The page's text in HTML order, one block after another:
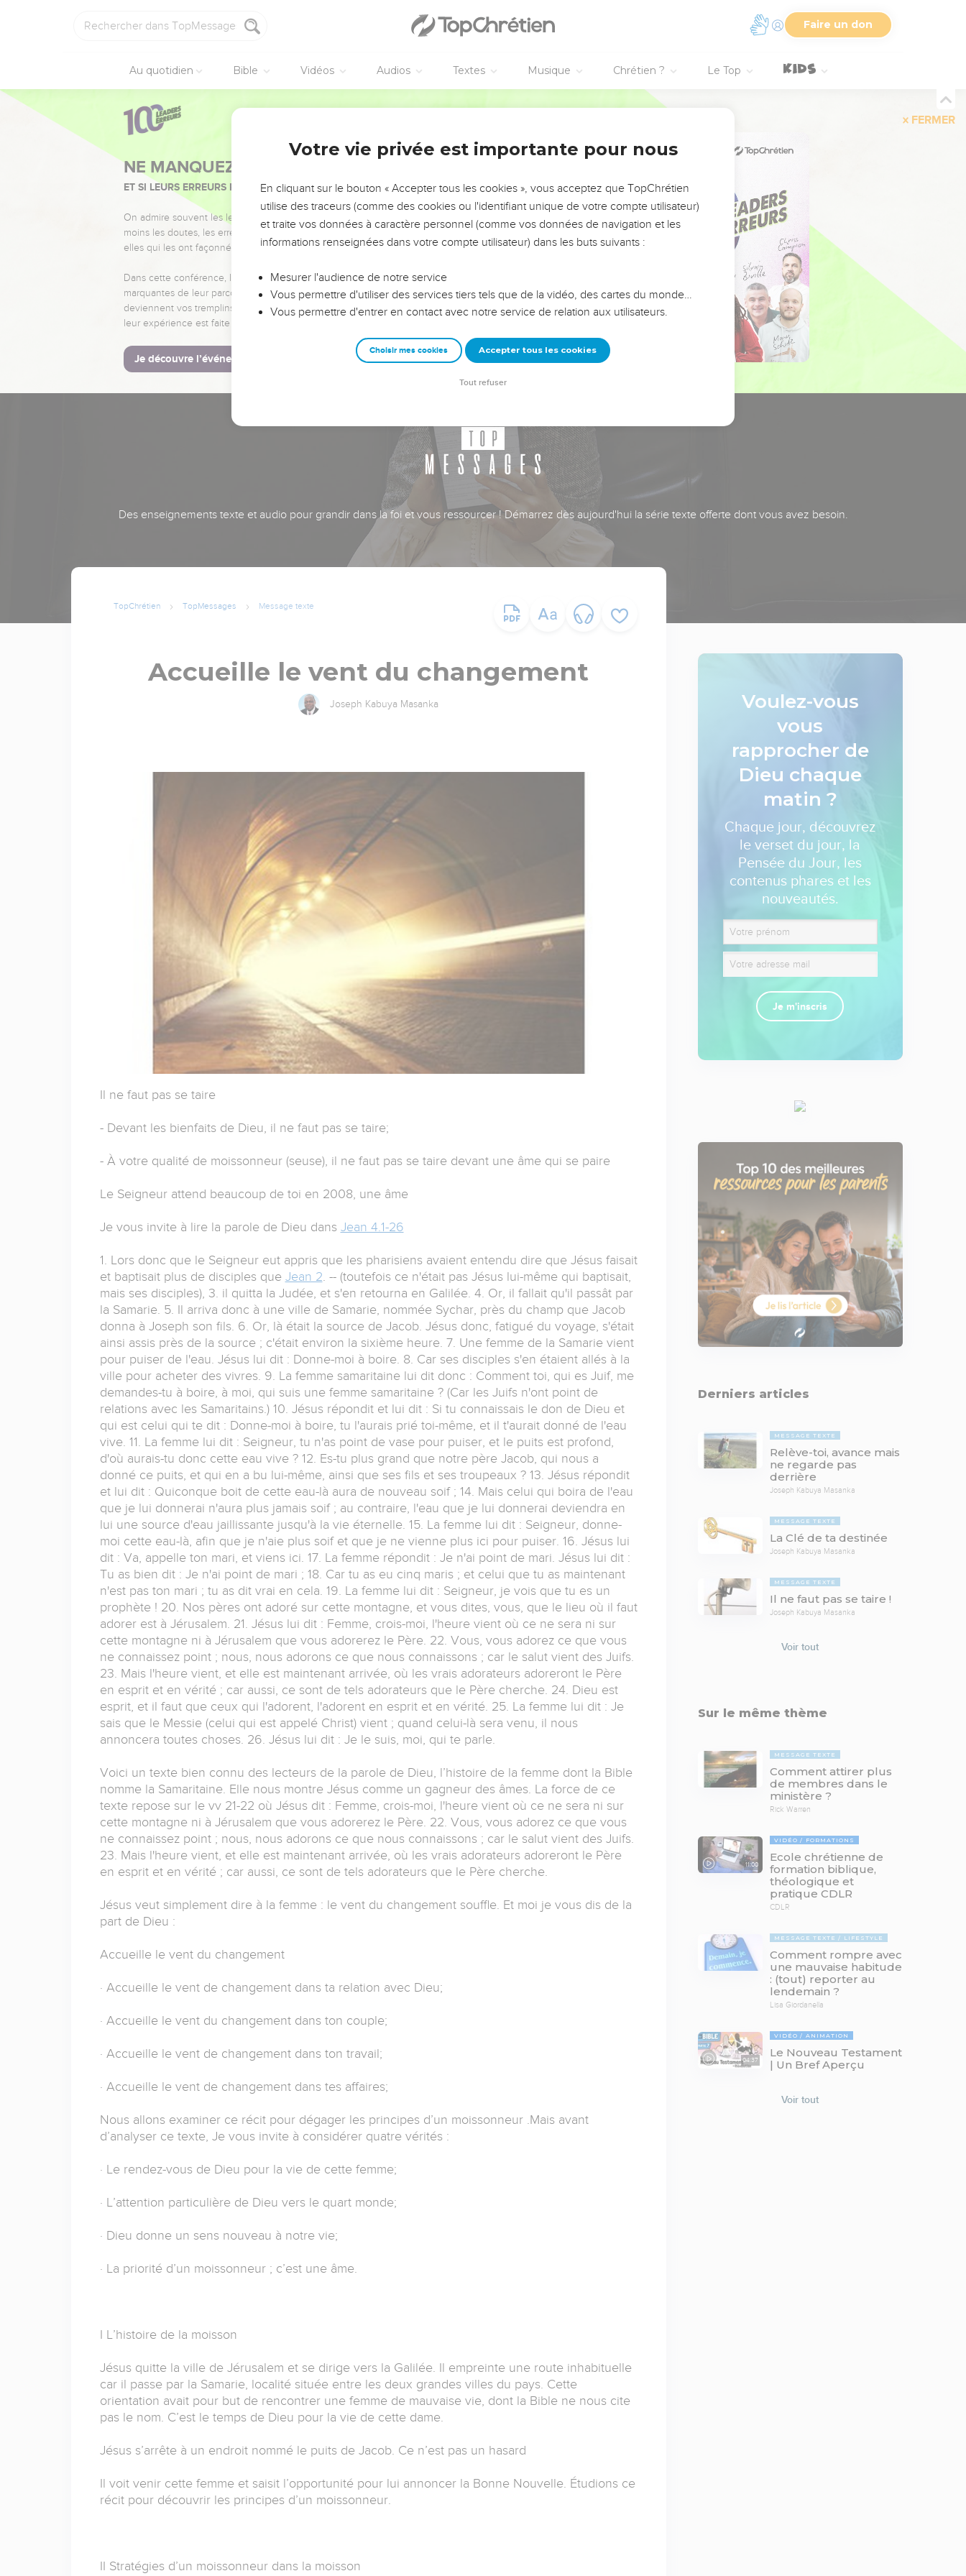
Faire un don
Au quotidien Bible Vidéos Audios Textes Musique Chrétien ? Le Top
FERMER
NE MANQUEZ PAS L’ÉVÉNEMENT DE L’ANNÉE !
ET SI LEURS ERREURS POUVAIENT VOUS ÉVITER LES VOTRES ?
On admire souvent les leaders pour leurs réussites, leur impact, leur foi ou leur vision. Mais on voit
moins les doutes, les erreurs et les saisons difficiles qu'ils ont traversés, alors même que ce sont
elles qui les ont façonnés.
Dans cette conférence, leaders, entrepreneurs, et responsables reviennent sur les erreurs
marquantes de leur parcours et les clés pour avancer avec plus de sagesse afin que leurs erreurs
deviennent vos tremplins. Que vous guidiez un ministère, une équipe, un groupe ou une famille,
leur expérience est faite pour vous.
Je découvre l’événement
Des enseignements texte et audio pour grandir dans la foi et vous ressourcer ! Démarrez dès aujourd'hui la série texte offerte dont vous avez besoin.
TopChrétien TopMessages Message texte
Accueille le vent du changement
Joseph Kabuya Masanka
Il ne faut pas se taire
- Devant les bienfaits de Dieu, il ne faut pas se taire;
- À votre qualité de moissonneur (seuse), il ne faut pas se taire devant une âme qui se paire
Le Seigneur attend beaucoup de toi en 2008, une âme
Je vous invite à lire la parole de Dieu dans Jean 4.1-26
1. Lors donc que le Seigneur eut appris que les pharisiens avaient entendu dire que Jésus faisait
et baptisait plus de disciples que Jean 2. -- (toutefois ce n'était pas Jésus lui-même qui baptisait,
mais ses disciples), 3. il quitta la Judée, et s'en retourna en Galilée. 4. Or, il fallait qu'il passât par
la Samarie. 5. Il arriva donc à une ville de Samarie, nommée Sychar, près du champ que Jacob
donna à Joseph son fils. 6. Or, là était la source de Jacob. Jésus donc, fatigué du voyage, s'était
ainsi assis près de la source ; c'était environ la sixième heure. 7. Une femme de la Samarie vient
pour puiser de l'eau. Jésus lui dit : Donne-moi à boire. 8. Car ses disciples s'en étaient allés à la
ville pour acheter des vivres. 9. La femme samaritaine lui dit donc : Comment toi, qui es Juif, me
demandes-tu à boire, à moi, qui suis une femme samaritaine ? (Car les Juifs n'ont point de
relations avec les Samaritains.) 10. Jésus répondit et lui dit : Si tu connaissais le don de Dieu et
qui est celui qui te dit : Donne-moi à boire, tu l'aurais prié toi-même, et il t'aurait donné de l'eau
vive. 11. La femme lui dit : Seigneur, tu n'as point de vase pour puiser, et le puits est profond,
d'où aurais-tu donc cette eau vive ? 12. Es-tu plus grand que notre père Jacob, qui nous a
donné ce puits, et qui en a bu lui-même, ainsi que ses fils et ses troupeaux ? 13. Jésus répondit
et lui dit : Quiconque boit de cette eau-là aura de nouveau soif ; 14. Mais celui qui boira de l'eau
que je lui donnerai n'aura plus jamais soif ; au contraire, l'eau que je lui donnerai deviendra en
lui une source d'eau jaillissante jusqu'à la vie éternelle. 15. La femme lui dit : Seigneur, donne-
moi cette eau-là, afin que je n'aie plus soif et que je ne vienne plus ici pour puiser. 16. Jésus lui
dit : Va, appelle ton mari, et viens ici. 17. La femme répondit : Je n'ai point de mari. Jésus lui dit :
Tu as bien dit : Je n'ai point de mari ; 18. Car tu as eu cinq maris ; et celui que tu as maintenant
n'est pas ton mari ; tu as dit vrai en cela. 19. La femme lui dit : Seigneur, je vois que tu es un
prophète ! 20. Nos pères ont adoré sur cette montagne, et vous dites, vous, que le lieu où il faut
adorer est à Jérusalem. 21. Jésus lui dit : Femme, crois-moi, l'heure vient où ce ne sera ni sur
cette montagne ni à Jérusalem que vous adorerez le Père. 22. Vous, vous adorez ce que vous
ne connaissez point ; nous, nous adorons ce que nous connaissons ; car le salut vient des Juifs.
23. Mais l'heure vient, et elle est maintenant arrivée, où les vrais adorateurs adoreront le Père
en esprit et en vérité ; car aussi, ce sont de tels adorateurs que le Père cherche. 24. Dieu est
esprit, et il faut que ceux qui l'adorent, l'adorent en esprit et en vérité. 25. La femme lui dit : Je
sais que le Messie (celui qui est appelé Christ) vient ; quand celui-là sera venu, il nous
annoncera toutes choses. 26. Jésus lui dit : Je le suis, moi, qui te parle.
Voici un texte bien connu des lecteurs de la parole de Dieu, l’histoire de la femme dont la Bible
nomme la Samaritaine. Elle nous montre Jésus comme un gagneur des âmes. La force de ce
texte repose sur le vv 21-22 où Jésus dit : Femme, crois-moi, l'heure vient où ce ne sera ni sur
cette montagne ni à Jérusalem que vous adorerez le Père. 22. Vous, vous adorez ce que vous
ne connaissez point ; nous, nous adorons ce que nous connaissons ; car le salut vient des Juifs.
23. Mais l'heure vient, et elle est maintenant arrivée, où les vrais adorateurs adoreront le Père
en esprit et en vérité ; car aussi, ce sont de tels adorateurs que le Père cherche.
Jésus veut simplement dire à la femme : le vent du changement souffle. Et moi je vous dis de la
part de Dieu :
Accueille le vent du changement
· Accueille le vent de changement dans ta relation avec Dieu;
· Accueille le vent du changement dans ton couple;
· Accueille le vent de changement dans ton travail;
· Accueille le vent de changement dans tes affaires;
Nous allons examiner ce récit pour dégager les principes d’un moissonneur .Mais avant
d’analyser ce texte, Je vous invite à considérer quatre vérités :
· Le rendez-vous de Dieu pour la vie de cette femme;
· L’attention particulière de Dieu vers le quart monde;
· Dieu donne un sens nouveau à notre vie;
· La priorité d’un moissonneur ; c’est une âme.
I L’histoire de la moisson
Jésus quitte la ville de Jérusalem et se dirige vers la Galilée. Il empreinte une route inhabituelle
car il passe par la Samarie, localité située entre les deux grandes villes du pays. Cette
orientation avait pour but de rencontrer une femme de mauvaise vie, dont la Bible ne nous cite
pas le nom. C’est le temps de Dieu pour la vie de cette dame.
Jésus s’arrête à un endroit nommé le puits de Jacob. Ce n’est pas un hasard
Il voit venir cette femme et saisit l’opportunité pour lui annoncer la Bonne Nouvelle. Étudions ce
récit pour découvrir les principes d’un moissonneur.
II Stratégies d’un moissonneur dans la moisson
Voulez-vous
vous
rapprocher de
Dieu chaque
matin ?
Chaque jour, découvrez
le verset du jour, la
Pensée du Jour, les
contenus phares et les
nouveautés.
Je m'inscris
Derniers articles
MESSAGE TEXTE
Relève-toi, avance mais
ne regarde pas
derrière
Joseph Kabuya Masanka
MESSAGE TEXTE
La Clé de ta destinée
Joseph Kabuya Masanka
MESSAGE TEXTE
Il ne faut pas se taire !
Joseph Kabuya Masanka
Voir tout
Sur le même thème
MESSAGE TEXTE
Comment attirer plus
de membres dans le
ministère ?
Rick Warren
11:00
VIDÉO FORMATIONS
Ecole chrétienne de
formation biblique,
théologique et
pratique CDLR
CDLR
MESSAGE TEXTE LIFESTYLE
Comment rompre avec
une mauvaise habitude
: (tout) reporter au
lendemain ?
Lisa Giordanella
04:37
VIDÉO ANIMATION
Le Nouveau Testament
| Un Bref Aperçu
Voir tout
Votre vie privée est importante pour nous
En cliquant sur le bouton « Accepter tous les cookies », vous acceptez que TopChrétien
utilise des traceurs (comme des cookies ou l'identifiant unique de votre compte utilisateur)
et traite vos données à caractère personnel (comme vos données de navigation et les
informations renseignées dans votre compte utilisateur) dans les buts suivants :
Mesurer l'audience de notre service
Vous permettre d'utiliser des services tiers tels que de la vidéo, des cartes du monde…
Vous permettre d'entrer en contact avec notre service de relation aux utilisateurs.
Choisir mes cookies Accepter tous les cookies
Tout refuser